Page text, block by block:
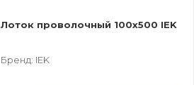
Лоток проволочный 100х500 IEK
Бренд: IEK